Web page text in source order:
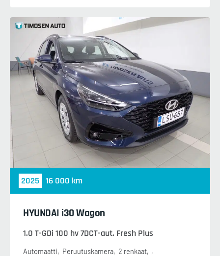
2025 16 000 km
HYUNDAI i30 Wagon
1.0 T-GDi 100 hv 7DCT-aut. Fresh Plus
Automaatti Peruutuskamera
2 renkaat